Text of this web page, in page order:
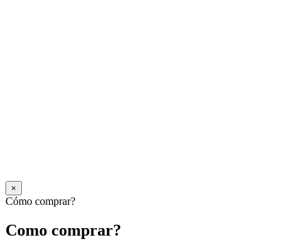
×
Cómo comprar?
Como comprar?